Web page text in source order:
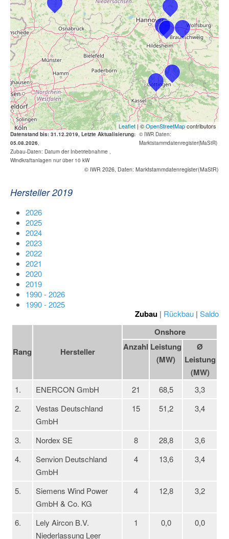
Leaflet | ©OpenStreetMapcontributors
Datenstand bis: 31.12.2019, Letzte Aktualisierung:
05.08.2026
Zubau-Daten: Datum der Inbetriebnahme ,
Windkraftanlagen nur über 10 kW
© IWR Daten:
Marktstammdatenregister(MaStR)
© IWR 2026, Daten: Marktstammdatenregister(MaStR)
Hersteller 2019
2026
2025
2024
2023
2022
2021
2020
2019
1990 - 2026
1990 - 2025
Zubau | Rückbau | Saldo
Rang Hersteller
Onshore
Anzahl Leistung
(MW)
Ø
Leistung
(MW)
1. ENERCON GmbH 21 68,5
3,3
2.
Vestas Deutschland
GmbH
15 51,2 3,4
3. Nordex SE 8 28,8
3,6
4.
Senvion Deutschland
GmbH
4 13,6 3,4
5.
Siemens Wind Power
GmbH & Co. KG
4 12,8 3,2
6.
Lely Aircon B.V.
Niederlassung Leer
1 0,0 0,0